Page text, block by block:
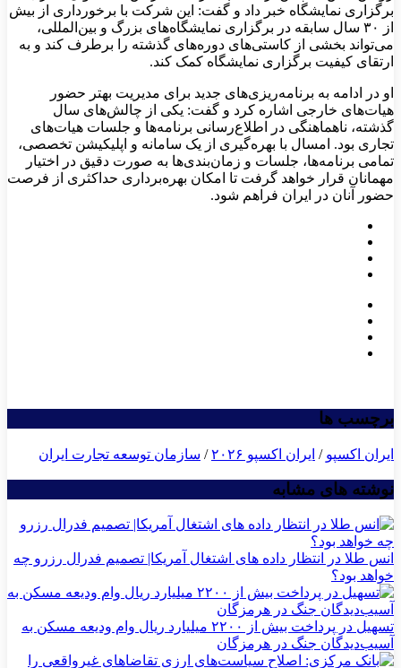
برگزاری نمایشگاه خبر داد و گفت: این شرکت با برخورداری از بیش
از ۳۰ سال سابقه در برگزاری نمایشگاه‌های بزرگ و بین‌المللی،
می‌تواند بخشی از کاستی‌های دوره‌های گذشته را برطرف کند و به
ارتقای کیفیت برگزاری نمایشگاه کمک کند.
او در ادامه به برنامه‌ریزی‌های جدید برای مدیریت بهتر حضور
هیات‌های خارجی اشاره کرد و گفت: یکی از چالش‌های سال
گذشته، ناهماهنگی در اطلاع‌رسانی برنامه‌ها و جلسات هیات‌های
تجاری بود. امسال با بهره‌گیری از یک سامانه و اپلیکیشن تخصصی،
تمامی برنامه‌ها، جلسات و زمان‌بندی‌ها به صورت دقیق در اختیار
مهمانان قرار خواهد گرفت تا امکان بهره‌برداری حداکثری از فرصت
حضور آنان در ایران فراهم شود.
برچسب ها
ایران اکسپو / ایران اکسپو ۲۰۲۶ / سازمان توسعه تجارت ایران
نوشته های مشابه
انس طلا در انتظار داده های اشتغال آمریکا| تصمیم فدرال رزرو چه
خواهد بود؟
تسهیل در پرداخت بیش از ۲۲۰۰ میلیارد ریال وام ودیعه مسکن به
آسیب‌دیدگان جنگ در هرمزگان